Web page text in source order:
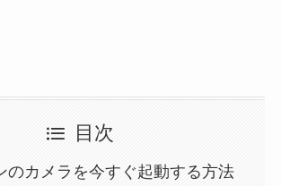
目次
のカメラを今すぐ起動する方法